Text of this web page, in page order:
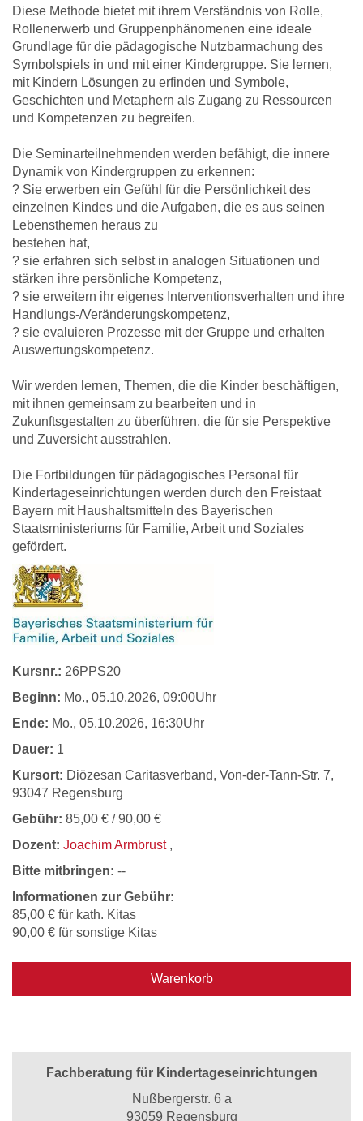
Diese Methode bietet mit ihrem Verständnis von Rolle,
Rollenerwerb und Gruppenphänomenen eine ideale
Grundlage für die pädagogische Nutzbarmachung des
Symbolspiels in und mit einer Kindergruppe. Sie lernen,
mit Kindern Lösungen zu erfinden und Symbole,
Geschichten und Metaphern als Zugang zu Ressourcen
und Kompetenzen zu begreifen.
Die Seminarteilnehmenden werden befähigt, die innere
Dynamik von Kindergruppen zu erkennen:
? Sie erwerben ein Gefühl für die Persönlichkeit des
einzelnen Kindes und die Aufgaben, die es aus seinen
Lebensthemen heraus zu
bestehen hat,
? sie erfahren sich selbst in analogen Situationen und
stärken ihre persönliche Kompetenz,
? sie erweitern ihr eigenes Interventionsverhalten und ihre
Handlungs-/Veränderungskompetenz,
? sie evaluieren Prozesse mit der Gruppe und erhalten
Auswertungskompetenz.
Wir werden lernen, Themen, die die Kinder beschäftigen,
mit ihnen gemeinsam zu bearbeiten und in
Zukunftsgestalten zu überführen, die für sie Perspektive
und Zuversicht ausstrahlen.
Die Fortbildungen für pädagogisches Personal für
Kindertageseinrichtungen werden durch den Freistaat
Bayern mit Haushaltsmitteln des Bayerischen
Staatsministeriums für Familie, Arbeit und Soziales
gefördert.
Kursnr.: 26PPS20
Beginn: Mo., 05.10.2026, 09:00Uhr
Ende: Mo., 05.10.2026, 16:30Uhr
Dauer: 1
Kursort: Diözesan Caritasverband, Von-der-Tann-Str. 7,
93047 Regensburg
Gebühr: 85,00 € / 90,00 €
Dozent: Joachim Armbrust ,
Bitte mitbringen: --
Informationen zur Gebühr:
85,00 € für kath. Kitas
90,00 € für sonstige Kitas
Warenkorb
Fachberatung für Kindertageseinrichtungen
Nußbergerstr. 6 a
93059 Regensburg